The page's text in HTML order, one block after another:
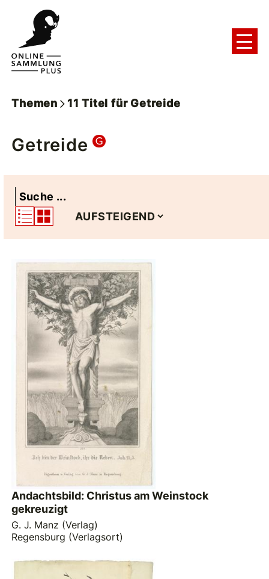
Themen 11 Titel für Getreide
Getreide
Andachtsbild: Christus am Weinstock
gekreuzigt
G. J. Manz (Verlag)
Regensburg (Verlagsort)